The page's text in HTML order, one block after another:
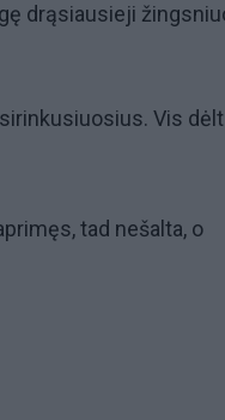
drąsiausieji
Vis
tad nešalta, o